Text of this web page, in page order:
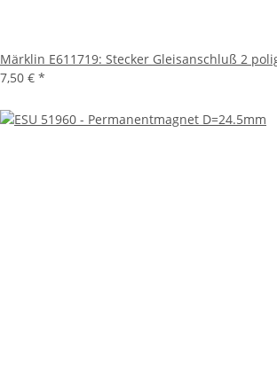
Märklin E611719: Stecker Gleisanschluß 2
7,50 € *